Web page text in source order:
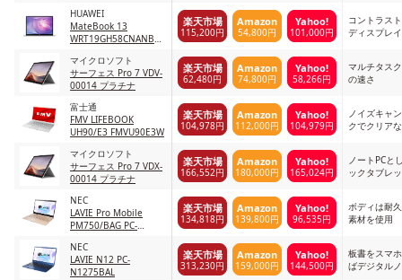
HUAWEI
MateBook 13
WRT19GH58CNANBUA
楽天市場
115,200円
Amazon
54,800円
Yahoo!
101,000円
コントラス
ディスプレ
マイクロソフト
サーフェス Pro 7 VDV-
00014 プラチナ
楽天市場
62,480円
Amazon
74,800円
Yahoo!
58,266円
マルチタス
の速さ
富士通
FMV LIFEBOOK
UH90/E3 FMVU90E3W
楽天市場
104,978円
Amazon
112,000円
Yahoo!
104,979円
ノイズキャ
クでクリア
マイクロソフト
サーフェス Pro 7 VDX-
00014 プラチナ
楽天市場
166,552円
Amazon
180,000円
Yahoo!
165,024円
ノートPCと
ックタブレ
NEC
LAVIE Pro Mobile
PM750/BAG PC-
楽天市場
134,818円
Amazon
139,800円
Yahoo!
96,535円
ボディは耐
素材を使用
NEC
LAVIE N12 PC-
N1275BAL
楽天市場
313,230円
Amazon
159,000円
Yahoo!
144,500円
板書をスマ
ばデジタル